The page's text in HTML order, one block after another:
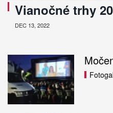
Vianočné trhy
DEC 13, 2022